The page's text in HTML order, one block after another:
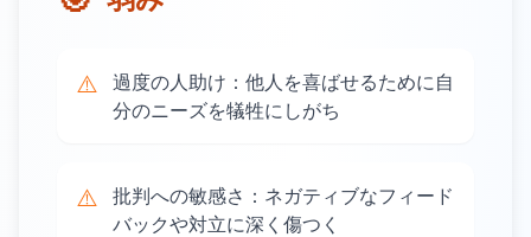
⚠️
過度の人助け：他人を喜ばせるために自
分のニーズを犠牲にしがち
⚠️
批判への敏感さ：ネガティブなフィード
バックや対立に深く傷つく